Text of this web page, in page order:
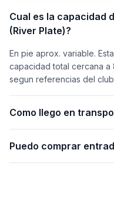
Cual es la capacidad
(River Plate)?
En pie aprox. variable.
capacidad total cercana
segun referencias del
Como llego en
Puedo comprar